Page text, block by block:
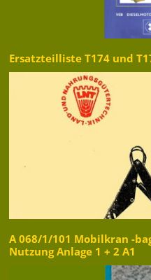
Ersatzteilliste T174 und
A 068/1/101 Mobilkran -
Nutzung Anlage 1 + 2 A1